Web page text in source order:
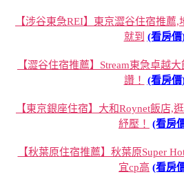
【涉谷東急REI】東京澀谷住宿推薦
就到 (看房價
【澀谷住宿推薦】Stream東急卓越
讚！
(看房價
【東京銀座住宿】大和Roynet飯店,
紓壓！
(看房
【秋葉原住宿推薦】秋葉原Super
宜cp高 (看房